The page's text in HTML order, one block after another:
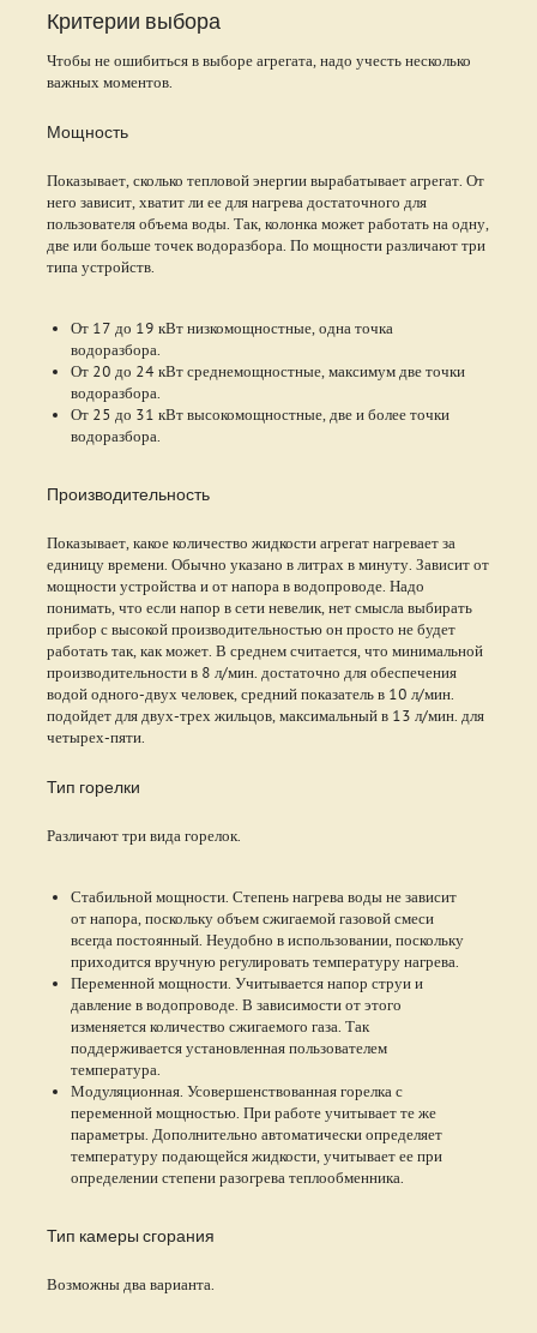
Критерии выбора
Чтобы не ошибиться в выборе агрегата, надо учесть несколько
важных моментов.
Мощность
Показывает, сколько тепловой энергии вырабатывает агрегат. От
него зависит, хватит ли ее для нагрева достаточного для
пользователя объема воды. Так, колонка может работать на одну,
две или больше точек водоразбора. По мощности различают три
типа устройств.
От 17 до 19 кВт низкомощностные, одна точка
водоразбора.
От 20 до 24 кВт среднемощностные, максимум две точки
водоразбора.
От 25 до 31 кВт высокомощностные, две и более точки
водоразбора.
Производительность
Показывает, какое количество жидкости агрегат нагревает за
единицу времени. Обычно указано в литрах в минуту. Зависит от
мощности устройства и от напора в водопроводе. Надо
понимать, что если напор в сети невелик, нет смысла выбирать
прибор с высокой производительностью он просто не будет
работать так, как может. В среднем считается, что минимальной
производительности в 8 л/мин. достаточно для обеспечения
водой одного-двух человек, средний показатель в 10 л/мин.
подойдет для двух-трех жильцов, максимальный в 13 л/мин. для
четырех-пяти.
Тип горелки
Различают три вида горелок.
Стабильной мощности. Степень нагрева воды не зависит
от напора, поскольку объем сжигаемой газовой смеси
всегда постоянный. Неудобно в использовании, поскольку
приходится вручную регулировать температуру нагрева.
Переменной мощности. Учитывается напор струи и
давление в водопроводе. В зависимости от этого
изменяется количество сжигаемого газа. Так
поддерживается установленная пользователем
температура.
Модуляционная. Усовершенствованная горелка с
переменной мощностью. При работе учитывает те же
параметры. Дополнительно автоматически определяет
температуру подающейся жидкости, учитывает ее при
определении степени разогрева теплообменника.
Тип камеры сгорания
Возможны два варианта.